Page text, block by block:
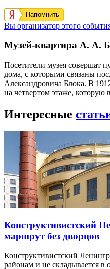
Напомнить
Вы организатор этого
Музей-квартира А. А.
Посетители музея совершат
дома, с которыми связаны
Александровича Блока. В
на четвертом этаже, которую
Интересные
Конструктивистский
маршрут без дворцов
Конструктивистский
районам и не складывается